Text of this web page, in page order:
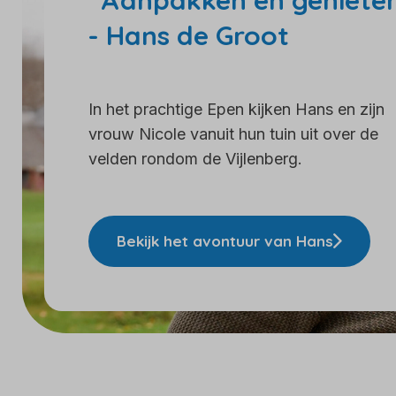
- Hans de Groot
In het prachtige Epen kijken Hans en zijn
vrouw Nicole vanuit hun tuin uit over de
velden rondom de Vijlenberg.
Bekijk het avontuur van Hans